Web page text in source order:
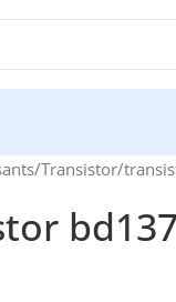
/Transistor/
bd137